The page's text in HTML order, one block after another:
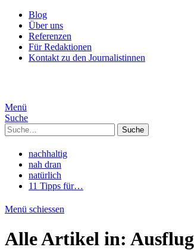
Blog
Über uns
Referenzen
Für Redaktionen
Kontakt zu den Journalistinnen
Menü
Suche
Suche
nachhaltig
nah dran
natürlich
11 Tipps für…
Menü schiessen
Alle Artikel in: Ausflug